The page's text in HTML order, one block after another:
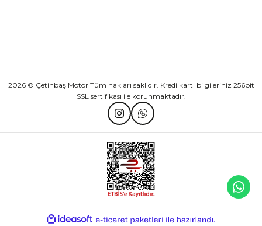
2026 © Çetinbaş Motor Tüm hakları saklıdır. Kredi kartı bilgileriniz 256bit
SSL sertifikası ile korunmaktadır.
ideasoft
e-